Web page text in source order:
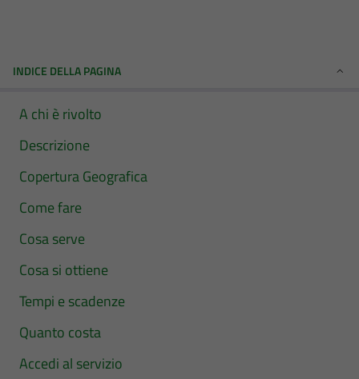
INDICE DELLA PAGINA
A chi è rivolto
Descrizione
Copertura Geografica
Come fare
Cosa serve
Cosa si ottiene
Tempi e scadenze
Quanto costa
Accedi al servizio